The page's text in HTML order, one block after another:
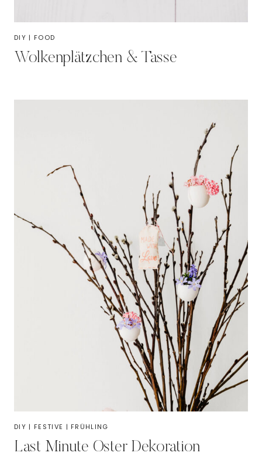
DIY | FOOD
Wolkenplätzchen & Tasse
DIY | FESTIVE | FRÜHLING
Last Minute Oster Dekoration